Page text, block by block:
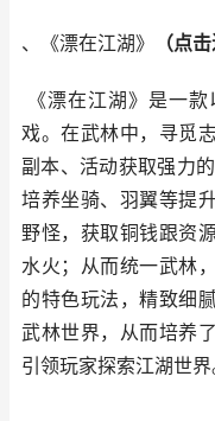
、《漂在江湖》 （点
《漂在江湖》是一
戏。在武林中，寻觅
副本、活动获取强力
培养坐骑、羽翼等提
野怪，获取铜钱跟资
水火；从而统一武林
的特色玩法，精致细
武林世界，从而培养
引领玩家探索江湖世界